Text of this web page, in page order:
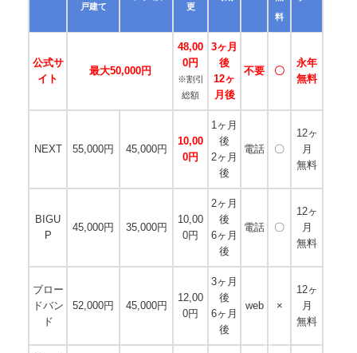
戸建て
更
料
公式サ
イト
最大50,000円
48,00
0円
※割引
総額
3ヶ月
後
12ヶ
月後
不要 〇
永年
無料
NEXT 55,000円 45,000円
10,00
0円
1ヶ月
後
2ヶ月
後
電話 〇
12ヶ
月
無料
BIGU
P
45,000円 35,000円
10,00
0円
2ヶ月
後
6ヶ月
後
電話 〇
12ヶ
月
無料
ブロー
ドバン
ド
52,000円 45,000円
12,00
0円
3ヶ月
後
6ヶ月
後
web ×
12ヶ
月
無料